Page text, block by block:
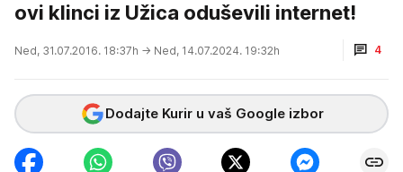
ovi klinci iz Užica oduševili internet!
Ned, 31.07.2016. 18:37h → Ned, 14.07.2024. 19:32h 4
Dodajte Kurir u vaš Google izbor